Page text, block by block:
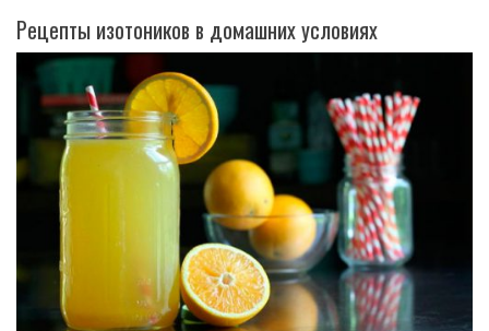
Рецепты изотоников в домашних условиях